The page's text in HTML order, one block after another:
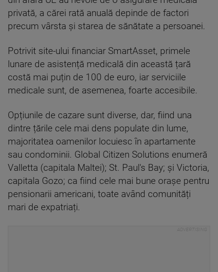
privată, a cărei rată anuală depinde de factori
precum vârsta și starea de sănătate a persoanei.
Potrivit site-ului financiar SmartAsset, primele
lunare de asistență medicală din această țară
costă mai puțin de 100 de euro, iar serviciile
medicale sunt, de asemenea, foarte accesibile.
Opțiunile de cazare sunt diverse, dar, fiind una
dintre țările cele mai dens populate din lume,
majoritatea oamenilor locuiesc în apartamente
sau condominii. Global Citizen Solutions enumeră
Valletta (capitala Maltei); St. Paul's Bay; și Victoria,
capitala Gozo; ca fiind cele mai bune orașe pentru
pensionarii americani, toate având comunități
mari de expatriați.